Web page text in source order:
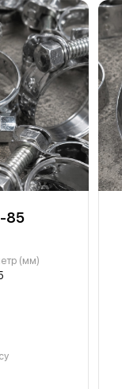
85
(мм)